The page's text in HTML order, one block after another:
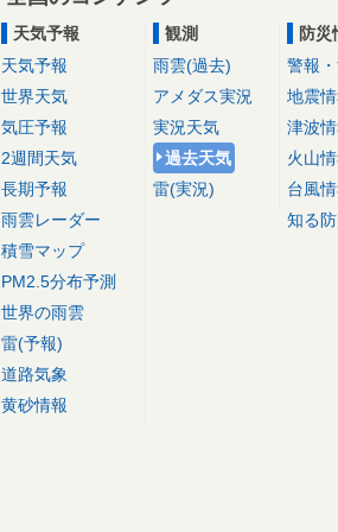
天気予報
天気予報
世界天気
気圧予報
2週間天気
長期予報
雨雲レーダー
積雪マップ
PM2.5分布予測
世界の雨雲
雷(予報)
道路気象
黄砂情報
観測
雨雲(過去)
アメダス実況
実況天気
過去天気
雷(実況)
防災
警報
地震
津波
火山
台風
知る